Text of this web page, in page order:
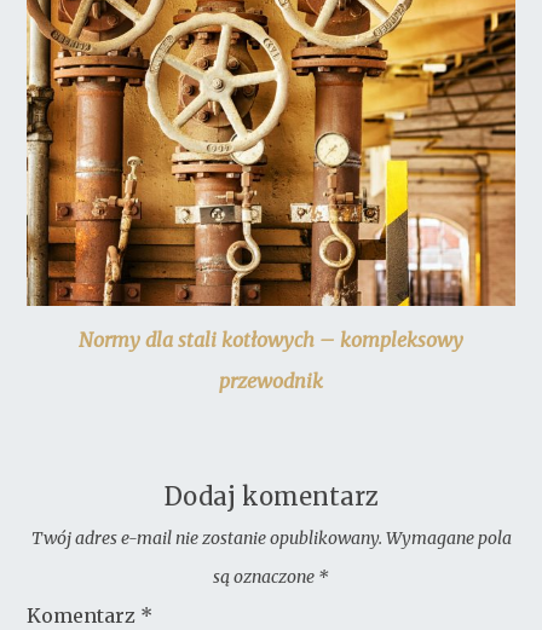
Normy dla stali kotłowych – kompleksowy
przewodnik
Dodaj komentarz
Twój adres e-mail nie zostanie opublikowany. Wymagane pola
są oznaczone *
Komentarz *